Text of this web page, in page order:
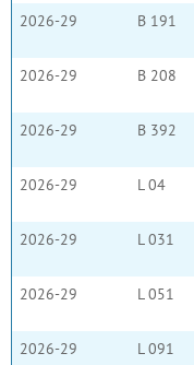
2026-29
B 191
2026-29
B 208
2026-29
B 392
2026-29
L 04
2026-29
L 031
2026-29
L 051
2026-29
L 091